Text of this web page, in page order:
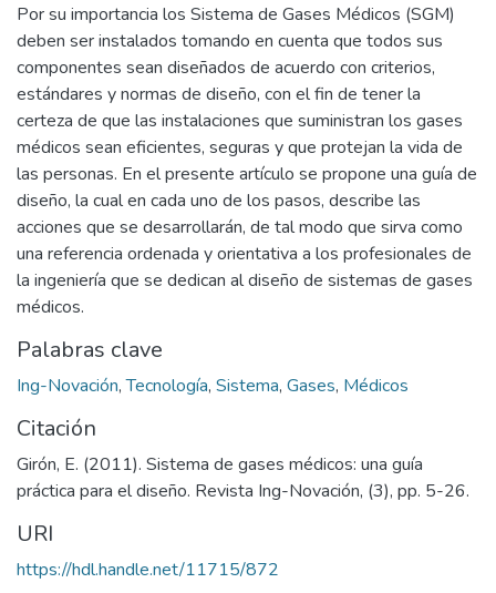
Por su importancia los Sistema de Gases Médicos (SGM)
deben ser instalados tomando en cuenta que todos sus
componentes sean diseñados de acuerdo con criterios,
estándares y normas de diseño, con el fin de tener la
certeza de que las instalaciones que suministran los gases
médicos sean eficientes, seguras y que protejan la vida de
las personas. En el presente artículo se propone una guía de
diseño, la cual en cada uno de los pasos, describe las
acciones que se desarrollarán, de tal modo que sirva como
una referencia ordenada y orientativa a los profesionales de
la ingeniería que se dedican al diseño de sistemas de gases
médicos.
Palabras clave
Ing-Novación,Tecnología, Sistema, Gases, Médicos
Citación
Girón, E. (2011). Sistema de gases médicos: una guía
práctica para el diseño. Revista Ing-Novación, (3), pp. 5-26.
URI
https://hdl.handle.net/11715/872